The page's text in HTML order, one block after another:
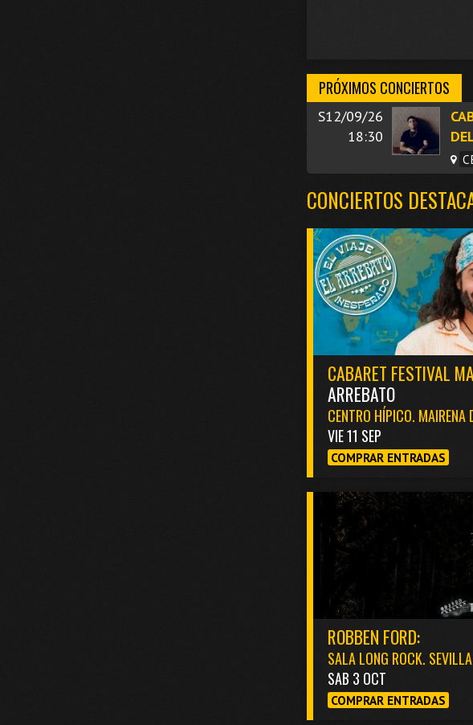
PRÓXIMOS CONCIERTOS
S12/09/26
18:30
CONCIERTOS
CABARET FESTIVAL
ARREBATO
CENTRO HÍPICO. MAIRENA
VIE 11 SEP
COMPRAR ENTRADAS
ROBBEN FORD:
SALA LONG ROCK. SEVILLA
SAB 3 OCT
COMPRAR ENTRADAS